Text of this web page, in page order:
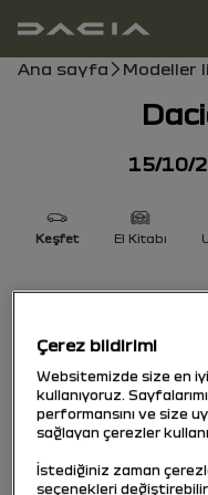
kullanıcı kılavuzu
Gezinti çubuğu
Ana sayfa Modeller
15/10/
Keşfet El Kitabı
Çerez bildirimi
Websitemizde size en
kullanıyoruz.
performansını ve size
sağlayan çerezler
İstediğiniz zaman
seçenekleri